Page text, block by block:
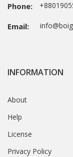
Phone:
Email:
INFORMATION
About
Help
License
Privacy Policy